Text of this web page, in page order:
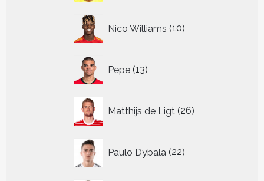
Nico Williams 10
producten
Pepe 13
producten
Matthijs de Ligt 26
producten
Paulo Dybala 22
producten